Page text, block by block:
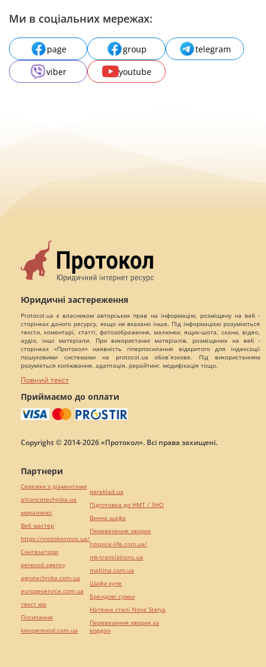
Ми в соціальних мережах:
page group
telegram
viber
youtube
Юридичні застереження
Protocol.ua є власником авторських прав на інформацію, розміщену на веб -
сторінках даного ресурсу, якщо не вказано інше. Під інформацією розуміються
тексти, коментарі, статті, фотозображення, малюнки, ящик-шота, скани, відео,
аудіо, інші матеріали. При використанні матеріалів, розміщених на веб -
сторінках «Протокол» наявність гіперпосилання відкритого для індексації
пошуковими системами на protocol.ua обов`язкове. Під використанням
розуміється копіювання, адаптація, рерайтинг, модифікація тощо.
Повний текст
Приймаємо до оплати
Copyright © 2014-2026 «Протокол». Всі права захищені.
Партнери
Сережки з діамантами
alliancetechnika.ua
миралинкс
Веб мастер
https://motokosmos.ua/
Синтезатори
perevod.agency
agrotechnika.com.ua
europeservice.com.ua
текст юа
Посилання
kievperevod.com.ua
pereklad.ua
Підготовка до НМТ / ЗНО
Винна шафа
Перевезення хворих
hospice-life.com.ua/
mk-translations.ua
maltina.com.ua
Шафи купе
Брендові сумки
Натяжні стелі Nova Stelya
Перевезення хворих за
кордон